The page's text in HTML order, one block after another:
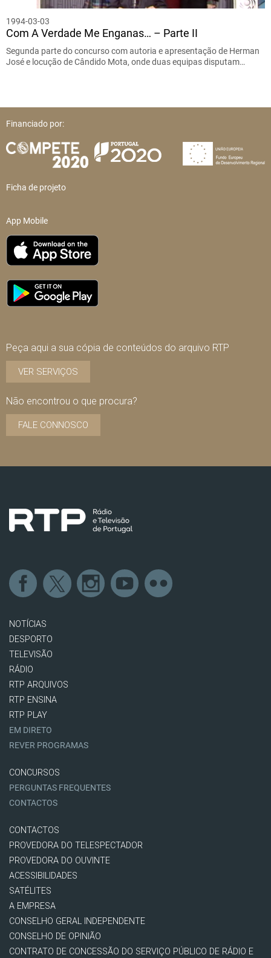
1994-03-03
Com A Verdade Me Enganas… – Parte II
Segunda parte do concurso com autoria e apresentação de Herman
José e locução de Cândido Mota, onde duas equipas disputam…
Financiado por:
Ficha de projeto
App Mobile
Peça aqui a sua cópia de conteúdos do arquivo RTP
VER SERVIÇOS
Não encontrou o que procura?
FALE CONNOSCO
NOTÍCIAS
DESPORTO
TELEVISÃO
RÁDIO
RTP ARQUIVOS
RTP ENSINA
RTP PLAY
EM DIRETO
REVER PROGRAMAS
CONCURSOS
PERGUNTAS FREQUENTES
CONTACTOS
CONTACTOS
PROVEDORA DO TELESPECTADOR
PROVEDORA DO OUVINTE
ACESSIBILIDADES
SATÉLITES
A EMPRESA
CONSELHO GERAL INDEPENDENTE
CONSELHO DE OPINIÃO
CONTRATO DE CONCESSÃO DO SERVIÇO PÚBLICO DE RÁDIO E